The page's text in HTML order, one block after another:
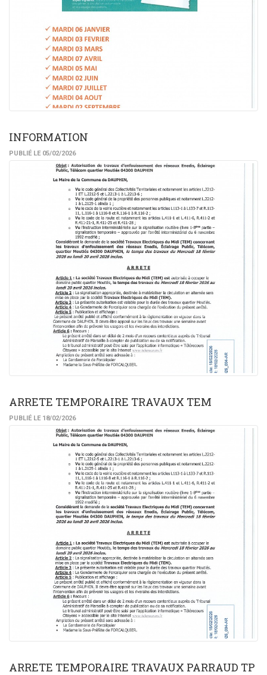
INFORMATION
PUBLIÉ LE 05/02/2026
ARRETE TEMPORAIRE TRAVAUX TEM
PUBLIÉ LE 18/02/2026
ARRETE TEMPORAIRE TRAVAUX PARRAUD TP